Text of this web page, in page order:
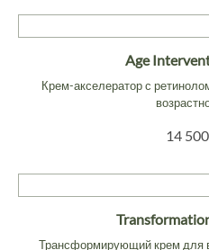
Age
Крем-акселератор с
14
Трансформирующий крем для